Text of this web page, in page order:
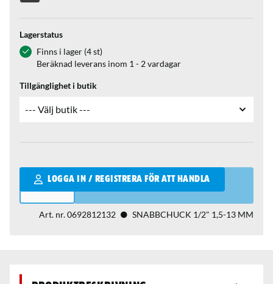
Lagerstatus
Finns i lager (4 st)
Beräknad leverans inom 1 - 2 vardagar
Tillgänglighet i butik
LOGGA IN / REGISTRERA FÖR ATT HANDLA
Qantity
Art. nr.0692812132 SNABBCHUCK 1/2" 1,5-13 MM